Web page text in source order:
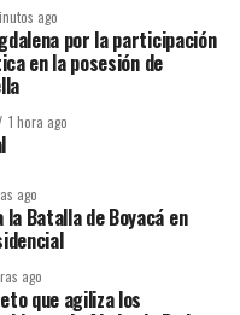
ago
por la participación
en la posesión de
1 hora ago
ago
la Batalla de Boyacá en
ago
que agiliza los